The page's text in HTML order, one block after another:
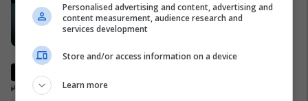
ketë bllokadë të Ngushticës së
Hormuzit?
Personalised advertising and content, advertising and
content measurement, audience research and
services development
Store and/or access information on a device
Learn more